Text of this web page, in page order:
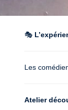
🎭
Les
Atelier